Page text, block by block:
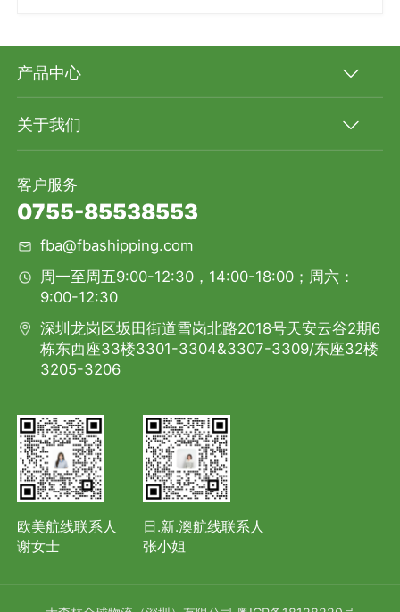
产品中心
关于我们
客户服务
0755-85538553
fba@fbashipping.com
周一至周五9:00-12:30，14:00-18:00；周六：
9:00-12:30
深圳龙岗区坂田街道雪岗北路2018号天安云谷2期6
栋东西座33楼3301-3304&3307-3309/东座32楼
3205-3206
欧美航线联系人
谢女士
日.新.澳航线联系人
张小姐